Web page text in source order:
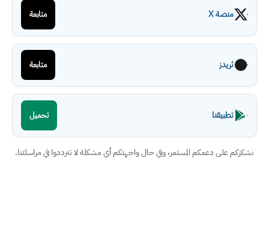
منصة X متابعة
ثريدز متابعة
تطبيقنا تحميل
نشكركم على دعمكم المستمر، وفي حال واجهتكم أي مشكلة لا تترددوا في مراسلتنا.